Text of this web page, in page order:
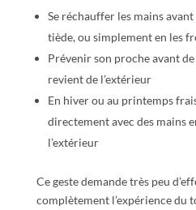
Se réchauffer les mains
tiède, ou simplement en les
Prévenir son proche avant
revient de l’extérieur
En hiver ou au printemps
directement avec des mains
l’extérieur
Ce geste demande très peu
complètement l’expérience du